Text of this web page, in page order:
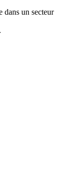
dans un secteur